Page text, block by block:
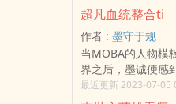
超凡血统整合ti
作者 : 墨守于规
当MOBA的人物模
界之后，墨诚便感到
那四翼三tou的龙
生生撕裂。” “卷起永夜吞噬光明的魔王，利刃戮命，力
最近更新 2023-07-05